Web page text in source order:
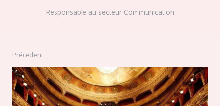
Responsable au secteur Communication
Précédent